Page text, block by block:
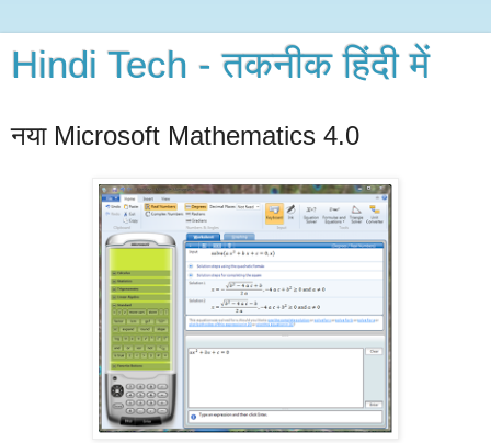
Hindi Tech - तकनीक हिंदी में
नया Microsoft Mathematics 4.0